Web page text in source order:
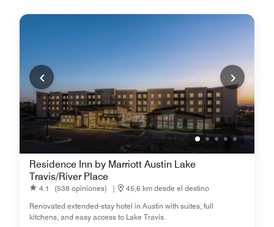
Residence Inn by Marriott Austin Lake
Travis/River Place
4.1 (538 opiniones) |
45,6 km desde el destino
Renovated extended-stay hotel in Austin with suites, full
kitchens, and easy access to Lake Travis.